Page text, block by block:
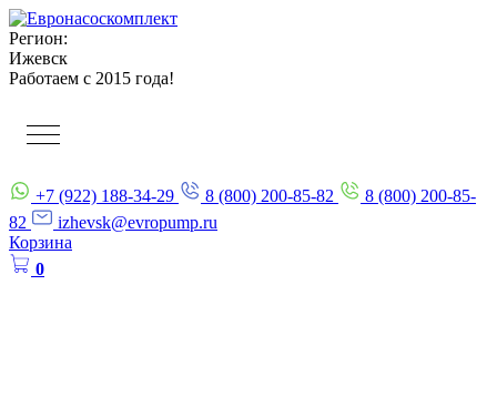
Регион:
Ижевск
Работаем с 2015 года!
+7 (922) 188-34-29 8 (800) 200-85-82
8 (800) 200-85-
82
izhevsk@evropump.ru
Корзина
0